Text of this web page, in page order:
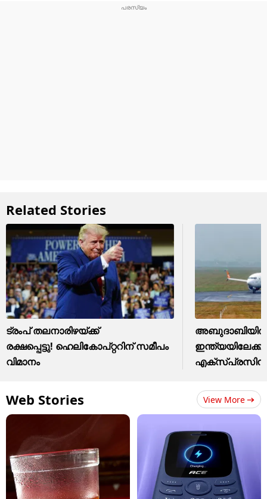
Related Stories
ട്രംപ് തലനാരിഴയ്ക്ക്
രക്ഷപ്പെട്ടു! ഹെലികോപ്റ്ററിന് സമീപം
വിമാനം
അബുദാബിയിൽ
Web Stories View More